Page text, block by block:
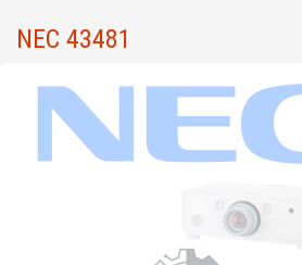
NEC 43481